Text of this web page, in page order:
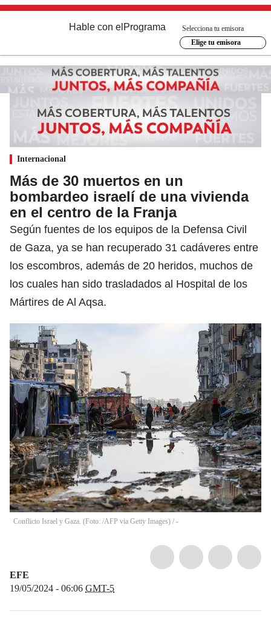
Hable con el Programa
Selecciona tu emisora
Elige tu emisora
Internacional
Más de 30 muertos en un
bombardeo israelí de una vivienda
en el centro de la Franja
Según fuentes de los equipos de la Defensa Civil
de Gaza, ya se han recuperado 31 cadáveres entre
los escombros, además de 20 heridos, muchos de
los cuales han sido trasladados al Hospital de los
Mártires de Al Aqsa.
Conflicto Israel y Gaza. (Foto: /AFP via Getty Images) / -
EFE
19/05/2024 - 06:06 GMT-5